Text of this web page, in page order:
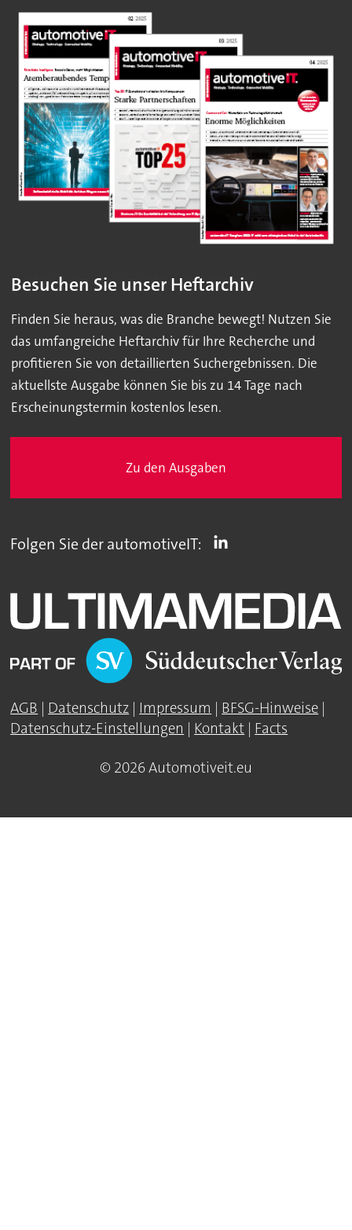
Besuchen Sie unser Heftarchiv
Finden Sie heraus, was die Branche bewegt! Nutzen Sie
das umfangreiche Heftarchiv für Ihre Recherche und
profitieren Sie von detaillierten Suchergebnissen. Die
aktuellste Ausgabe können Sie bis zu 14 Tage nach
Erscheinungstermin kostenlos lesen.
Zu den Ausgaben
Folgen Sie der automotiveIT:
AGB | Datenschutz | Impressum | BFSG-Hinweise |
Datenschutz-Einstellungen | Kontakt | Facts
© 2026 Automotiveit.eu